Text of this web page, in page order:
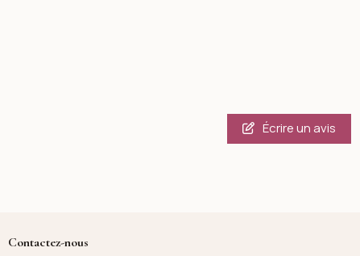
Écrire un avis
Contactez-nous